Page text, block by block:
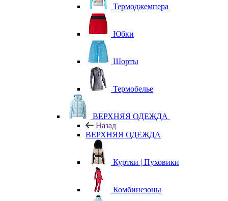
Термоджемпера
Юбки
Шорты
Термобелье
ВЕРХНЯЯ ОДЕЖДА
Назад
ВЕРХНЯЯ ОДЕЖДА
Куртки | Пуховики
Комбинезоны